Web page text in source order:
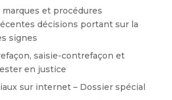
et procédures
décisions portant sur la
signes
saisie-contrefaçon et
en justice
sur internet – Dossier spécial